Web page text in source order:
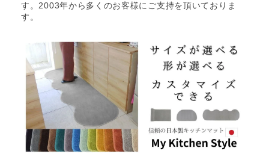
す。2003年から多くのお客様にご支持を頂いておりま
す。